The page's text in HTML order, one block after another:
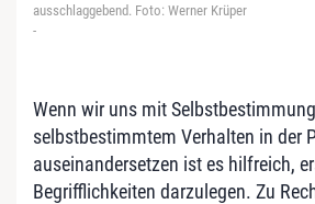
ausschlaggebend. Foto: Werner Krüper
-
Wenn wir uns mit
selbstbestimmtem Verhalten in der
auseinandersetzen ist es hilfreich,
Begrifflichkeiten darzulegen. Zu